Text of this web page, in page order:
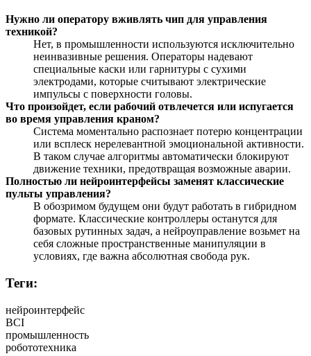
Нужно ли оператору вживлять чип для управления
техникой?
Нет, в промышленности используются исключительно
неинвазивные решения. Операторы надевают
специальные каски или гарнитуры с сухими
электродами, которые считывают электрические
импульсы с поверхности головы.
Что произойдет, если рабочий отвлечется или испугается
во время управления краном?
Система моментально распознает потерю концентрации
или всплеск нерелевантной эмоциональной активности.
В таком случае алгоритмы автоматически блокируют
движение техники, предотвращая возможные аварии.
Полностью ли нейроинтерфейсы заменят классические
пульты управления?
В обозримом будущем они будут работать в гибридном
формате. Классические контроллеры останутся для
базовых рутинных задач, а нейроуправление возьмет на
себя сложные пространственные манипуляции в
условиях, где важна абсолютная свобода рук.
Теги:
нейроинтерфейс
BCI
промышленность
робототехника